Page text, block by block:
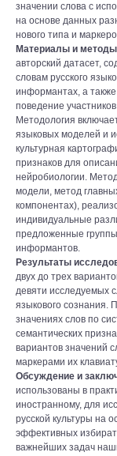
значении слова с
на основе данных
нового типа и
Материалы и
авторский датасет,
словам русского
информантах, а
поведение
Методология
языковых моделей и
культурная
признаков для
нейробиологии.
модели, метод
компонентах),
индивидуальные
предложенные группы
информантов.
Результаты
двух до трех
девяти исследуемых
языкового сознания.
значениях слов по
семантических
вариантов значений
маркерами их
Обсуждение и
использованы в
иностранному, для
русской культуры на
эффективных
важнейших задач